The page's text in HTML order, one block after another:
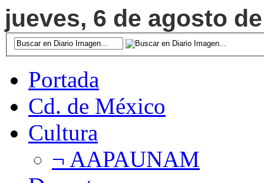
jueves, 6 de agosto
Portada
Cd. de México
Cultura
¬ AAPAUNAM